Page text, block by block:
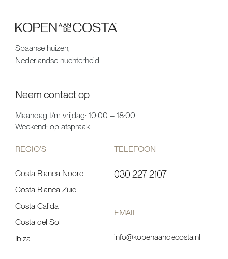
Spaanse huizen,
Nederlandse nuchterheid.
Neem contact op
Maandag t/m vrijdag: 10:00 – 18:00
Weekend: op afspraak
REGIO’S
Costa Blanca Noord
Costa Blanca Zuid
Costa Calida
Costa del Sol
Ibiza
TELEFOON
030 227 2107
EMAIL
info@kopenaandecosta.nl